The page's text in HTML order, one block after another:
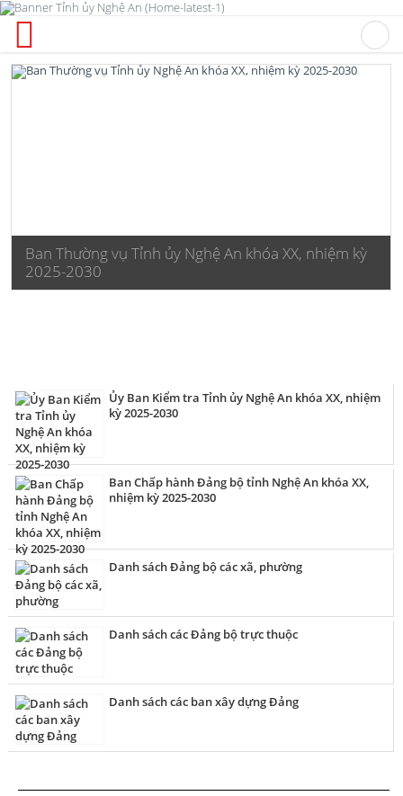
Ban Thường vụ Tỉnh ủy Nghệ An khóa XX, nhiệm kỳ
2025-2030
Ủy Ban Kiểm tra Tỉnh ủy Nghệ An khóa XX, nhiệm
kỳ 2025-2030
Ban Chấp hành Đảng bộ tỉnh Nghệ An khóa XX,
nhiệm kỳ 2025-2030
Danh sách Đảng bộ các xã, phường
Danh sách các Đảng bộ trực thuộc
Danh sách các ban xây dựng Đảng